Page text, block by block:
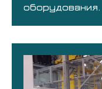
оборудования.